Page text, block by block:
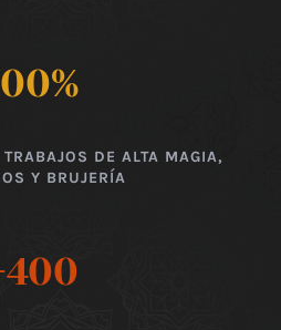
%
DE ALTA MAGIA,
Y BRUJERÍA